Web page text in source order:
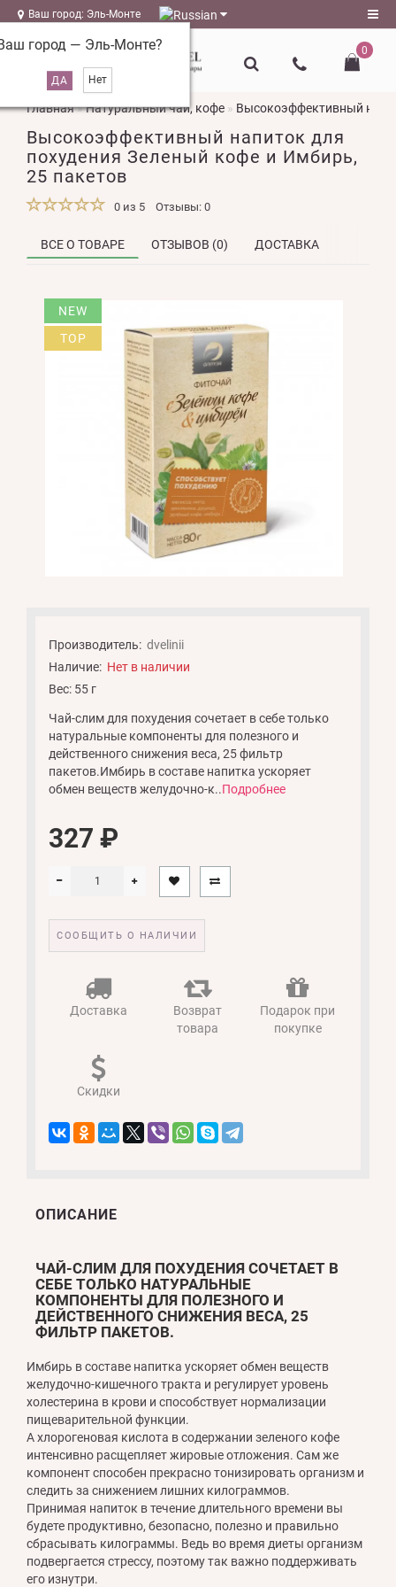
Ваш город: Эль-Монте
город — Эль-Монте?
Регистрация
Авторизация
magazin@l-
naturel.ru
0
Главная Натуральный чай, кофе Высокоэффективный
Высокоэффективный напиток для
похудения Зеленый кофе и Имбирь,
25 пакетов
0 из 5 Отзывы: 0
ВСЕ О ТОВАРЕ ОТЗЫВОВ (0) ДОСТАВКА
NEW
TOP
Производитель: dvelinii
Наличие: Нет в наличии
Вес: 55 г
Чай-слим для похудения сочетает в себе только
натуральные компоненты для полезного и
действенного снижения веса, 25 фильтр
пакетов.Имбирь в составе напитка ускоряет
обмен веществ желудочно-к..Подробнее
327 ₽
СООБЩИТЬ О НАЛИЧИИ
Доставка
Возврат
товара
Подарок при
покупке
Скидки
ОПИСАНИЕ
ЧАЙ-СЛИМ ДЛЯ ПОХУДЕНИЯ СОЧЕТАЕТ В
СЕБЕ ТОЛЬКО НАТУРАЛЬНЫЕ
КОМПОНЕНТЫ ДЛЯ ПОЛЕЗНОГО И
ДЕЙСТВЕННОГО СНИЖЕНИЯ ВЕСА, 25
ФИЛЬТР ПАКЕТОВ.
Имбирь в составе напитка ускоряет обмен веществ
желудочно-кишечного тракта и регулирует уровень
холестерина в крови и способствует нормализации
пищеварительной функции.
А хлорогеновая кислота в содержании зеленого кофе
интенсивно расщепляет жировые отложения. Сам же
компонент способен прекрасно тонизировать организм и
следить за снижением лишних килограммов.
Принимая напиток в течение длительного времени вы
будете продуктивно, безопасно, полезно и правильно
сбрасывать килограммы. Ведь во время диеты организм
подвергается стрессу, поэтому так важно поддерживать
его изнутри.